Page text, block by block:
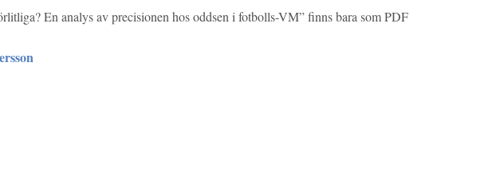
En analys av precisionen hos oddsen i fotbolls-VM” finns bara som PDF